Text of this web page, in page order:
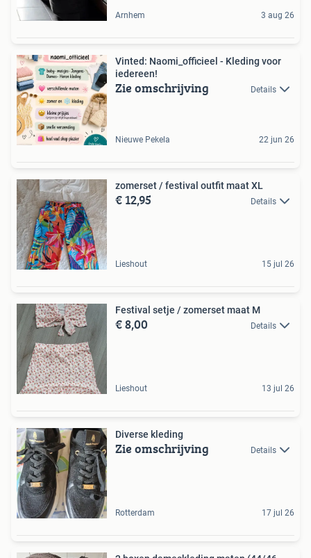
Arnhem 3 aug 26
Vinted: Naomi_officieel - Kleding voor
iedereen!
Zie omschrijving Details
Nieuwe Pekela 22 jun 26
zomerset / festival outfit maat XL
€ 12,95 Details
Lieshout 15 jul 26
Festival setje / zomerset maat M
€ 8,00 Details
Lieshout 13 jul 26
Diverse kleding
Zie omschrijving Details
Rotterdam 17 jul 26